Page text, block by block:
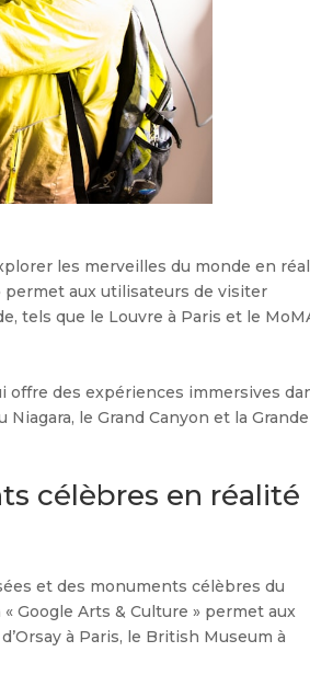
les merveilles du monde en
permet aux utilisateurs de visiter
tels que le Louvre à Paris et le
offre des expériences immersives
le Grand Canyon et la Grande
célèbres en réalité
et des monuments célèbres du
Google Arts & Culture » permet aux
à Paris, le British Museum à